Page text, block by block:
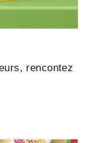
rencontez